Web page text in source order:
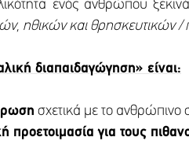
ενός ανθρώπου
ηθικών και θρησκευτικών
διαπαιδαγώγηση» είναι:
σχετικά με το ανθρώπινο
προετοιμασία για τους